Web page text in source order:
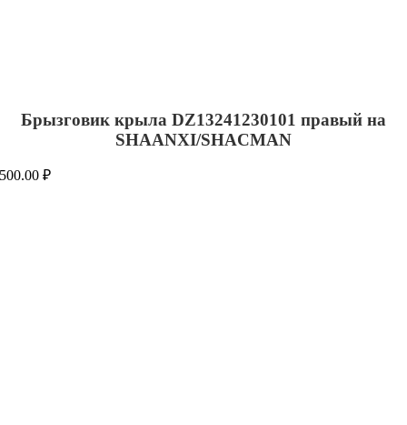
Брызговик крыла DZ13241230101 правый на
SHAANXI/SHACMAN
500.00₽